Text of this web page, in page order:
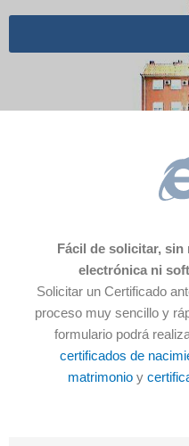
Fácil de solicitar, sin
electrónica ni
Solicitar un Certificado
proceso muy sencillo y
formulario podrá
certificados de
matrimonioy